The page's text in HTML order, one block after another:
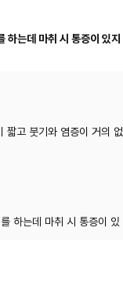
하는데 마취 시 통증이 있지
짧고 붓기와 염증이 거의 없
하는데 마취 시 통증이 있